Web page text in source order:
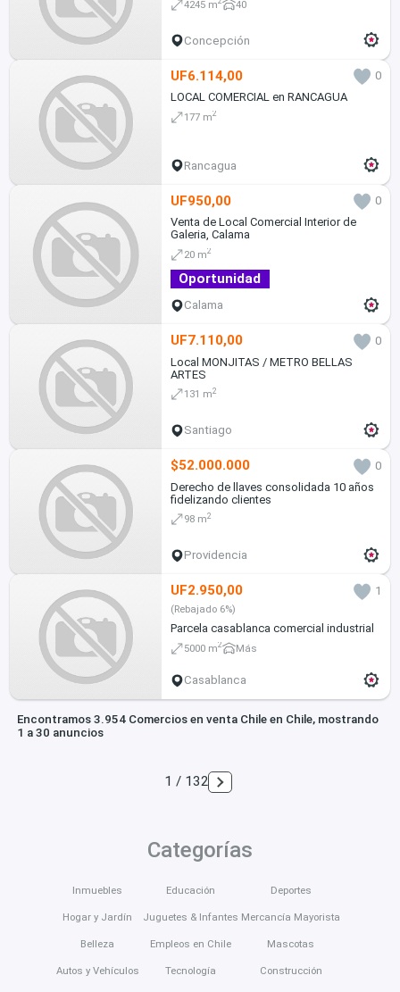
4245 m 40
Concepción
UF6.114,00
0
LOCAL COMERCIAL en RANCAGUA
177 m2
Rancagua
UF950,00
0
Venta de Local Comercial Interior de
Galeria, Calama
20 m2
Oportunidad
Calama
UF7.110,00
0
Local MONJITAS / METRO BELLAS
ARTES
131 m2
Santiago
$52.000.000
0
Derecho de llaves consolidada 10 años
fidelizando clientes
98 m2
Providencia
UF2.950,00 1
(Rebajado 6%)
Parcela casablanca comercial industrial
5000 m2 Más
Casablanca
Encontramos 3.954 Comercios en venta Chile en Chile, mostrando
1 a 30 anuncios
1 / 132
Categorías
Inmuebles
Hogar y Jardín
Belleza
Autos y Vehículos
Educación
Juguetes & Infantes
Empleos en Chile
Tecnología
Deportes
Mercancía Mayorista
Mascotas
Construcción